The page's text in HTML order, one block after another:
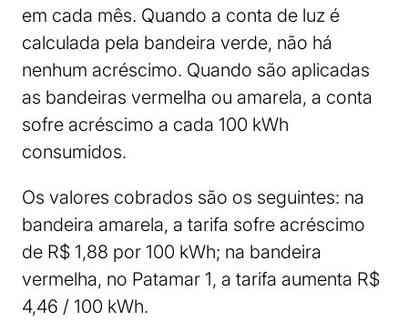
em cada mês. Quando a conta de luz é
calculada pela bandeira verde, não há
nenhum acréscimo. Quando são aplicadas
as bandeiras vermelha ou amarela, a conta
sofre acréscimo a cada 100 kWh
consumidos.
Os valores cobrados são os seguintes: na
bandeira amarela, a tarifa sofre acréscimo
de R$ 1,88 por 100 kWh; na bandeira
vermelha, no Patamar 1, a tarifa aumenta R$
4,46 / 100 kWh.